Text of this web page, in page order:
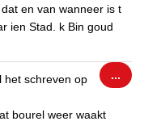
en van wanneer is t
ien Stad. k Bin goud
het schreven op
bourel weer waakt
...